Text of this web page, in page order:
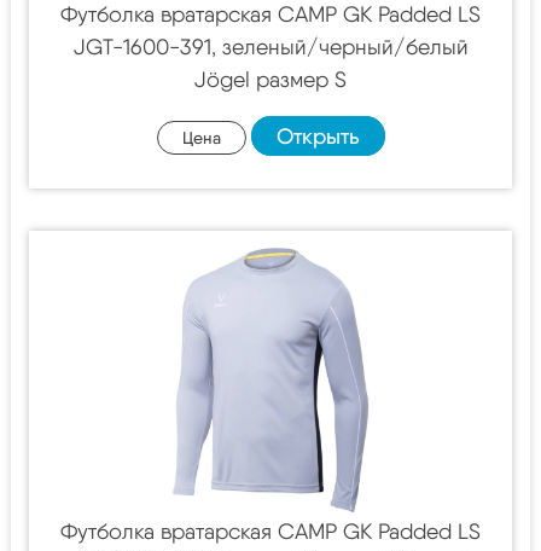
Футболка вратарская CAMP GK Padded LS
JGT-1600-391, зеленый/черный/белый
Jögel размер S
Цена Открыть
Футболка вратарская CAMP GK Padded LS